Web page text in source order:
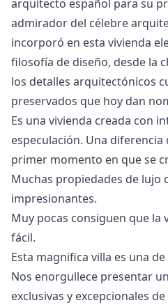
arquitecto español para su
admirador del célebre
incorporó en esta vivienda
filosofía de diseño, desde la
los detalles arquitectónicos
preservados que hoy dan
Es una vivienda creada con
especulación. Una diferencia
‌primer ‌momento ‌en ‌que ‌se
Muchas propiedades ‌de ‌lujo
impresionantes.
Muy ‌pocas ‌consiguen ‌que ‌la
‌fácil.
Esta ‌magnifica ‌villa ‌es ‌una ‌de
Nos enorgullece presentar
exclusivas y excepcionales